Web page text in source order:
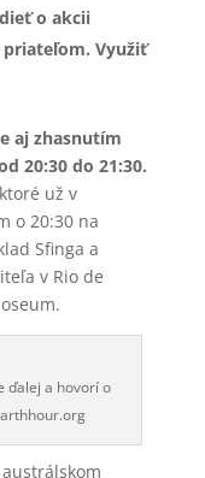
o akcii
priateľom. Využiť
aj zhasnutím
20:30 do 21:30.
už v
o 20:30 na
Sfinga a
v Rio de
ďalej a hovorí o